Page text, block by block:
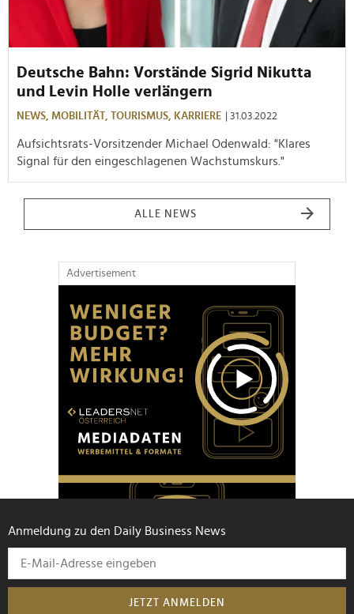
Deutsche Bahn: Vorstände Sigrid Nikutta
und Levin Holle verlängern
NEWS, MOBILITÄT, TOURISMUS, KARRIERE | 31.03.2022
Aufsichtsrats-Vorsitzender Michael Odenwald: "Klares
Signal für den eingeschlagenen Wachstumskurs."
ALLE NEWS
Advertisement
Anmeldung zu den Daily Business News
JETZT ANMELDEN